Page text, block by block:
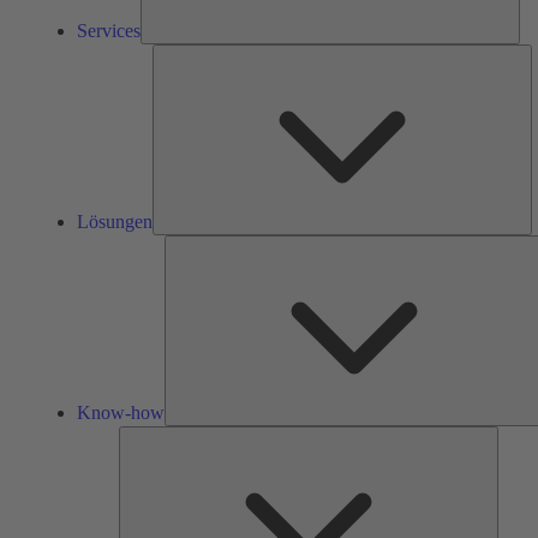
Services
Lösungen
Know-how